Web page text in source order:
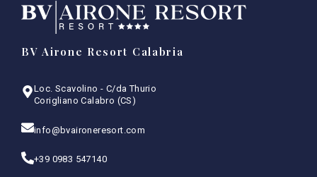
BV Airone Resort Calabria
Loc. Scavolino - C/da Thurio
Corigliano Calabro (CS)
info@bvaironeresort.com
+39 0983 547140